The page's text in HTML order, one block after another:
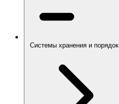
Системы хранения и порядок